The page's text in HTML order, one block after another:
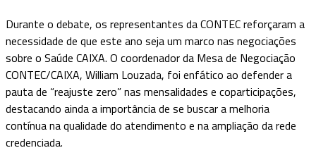
Durante o debate, os representantes da CONTEC reforçaram a
necessidade de que este ano seja um marco nas negociações
sobre o Saúde CAIXA. O coordenador da Mesa de Negociação
CONTEC/CAIXA, William Louzada, foi enfático ao defender a
pauta de “reajuste zero” nas mensalidades e coparticipações,
destacando ainda a importância de se buscar a melhoria
contínua na qualidade do atendimento e na ampliação da rede
credenciada.